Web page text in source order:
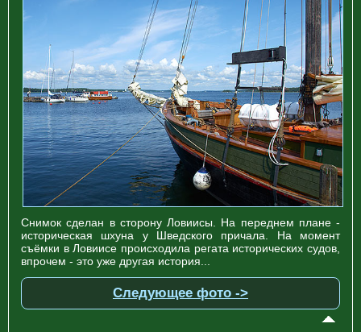
Снимок сделан в сторону Ловиисы. На переднем плане -
историческая шхуна у Шведского причала. На момент
съёмки в Ловиисе происходила регата исторических судов,
впрочем - это уже другая история...
Следующее фото ->